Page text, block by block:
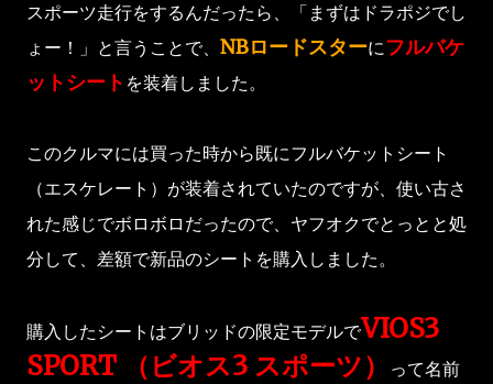
スポーツ走行をするんだったら、「まずはドラポジでし
ょー！」と言うことで、 NBロードスターにフルバケ
ットシート を装着しました。
このクルマには買った時から既にフルバケットシート
（エスケレート）が装着されていたのですが、使い古さ
れた感じでボロボロだったので、ヤフオクでとっとと処
分して、差額で新品のシートを購入しました。
購入したシートはブリッドの限定モデルでVIOS3
SPORT （ビオス3 スポーツ）
って名前